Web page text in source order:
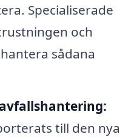
Specialiserade
och
sådana
till den nya